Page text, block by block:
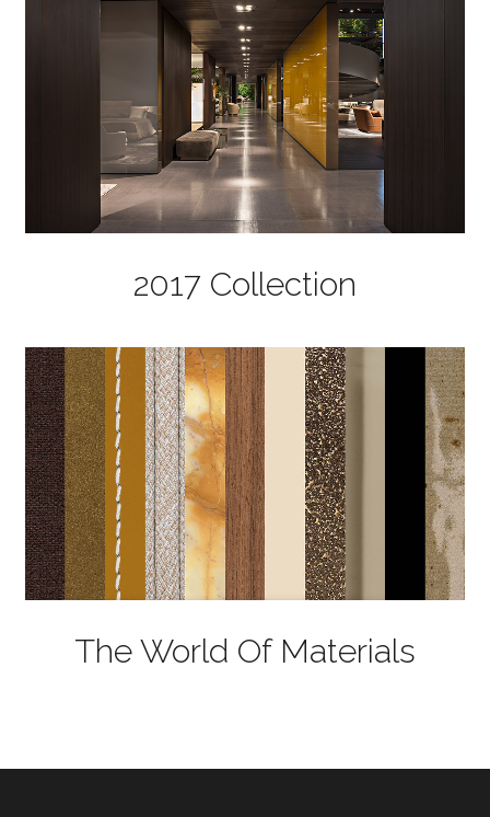
2017 Collection
The World Of Materials